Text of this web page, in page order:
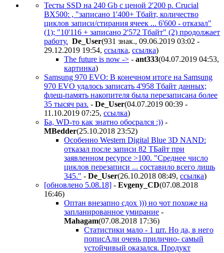
Тесты SSD на 240 Gb с ценой 2'200 р. Crucial
BX500: , "записано 1'400+ Тбайт, количество
циклов записи/стирания ячеек ... 6'600 - отказал"
(1); "10'116 + записано 2'572 Тбайт" (2) продолжает
работу. De_User(931 знак., 09.06.2019 03:02 -
29.12.2019 19:54, ссылка, ссылка)
The future is now -> - ant333(04.07.2019 04:53,
картинка)
Samsung 970 EVO: В конечном итоге на Samsung
970 EVO удалось записать 4'958 Тбайт данных;
флеш-память накопителя была перезаписана более
35 тысяч раз. - De_User(04.07.2019 00:39 -
11.10.2019 07:25, ссылка)
Ба, WD-то как знатно обосрался :)) -
MBedder(25.10.2018 23:52)
Особенно Western Digital Blue 3D NAND:
отказал после записи 82 ТБайт при
заявленном ресурсе >100. "Среднее число
циклов перезаписи ... составило всего лишь
345." - De_User(26.10.2018 08:49, ссылка)
[обновлено 5.08.18] - Evgeny_CD(07.08.2018
16:46)
Оптан внезапно сдох ))) но чот похоже на
запланированное умирание -
Mahagam(07.08.2018 17:36)
Статистики мало - 1 шт. Но да, в него
пописАли очень прилично- самый
устойчивый оказался. Продукт